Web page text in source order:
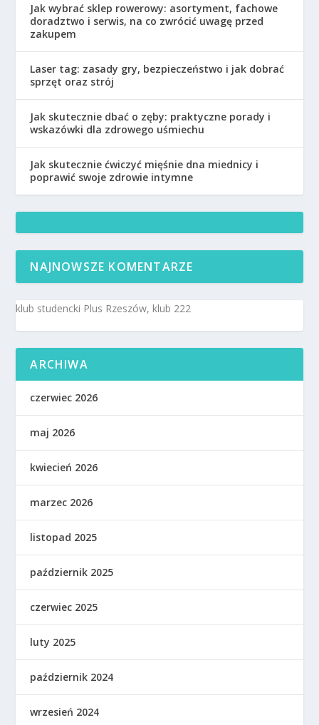
Jak wybrać sklep rowerowy: asortyment, fachowe
doradztwo i serwis, na co zwrócić uwagę przed
zakupem
Laser tag: zasady gry, bezpieczeństwo i jak dobrać
sprzęt oraz strój
Jak skutecznie dbać o zęby: praktyczne porady i
wskazówki dla zdrowego uśmiechu
Jak skutecznie ćwiczyć mięśnie dna miednicy i
poprawić swoje zdrowie intymne
NAJNOWSZE KOMENTARZE
klub studencki Plus Rzeszów, klub 222
ARCHIWA
czerwiec 2026
maj 2026
kwiecień 2026
marzec 2026
listopad 2025
październik 2025
czerwiec 2025
luty 2025
październik 2024
wrzesień 2024